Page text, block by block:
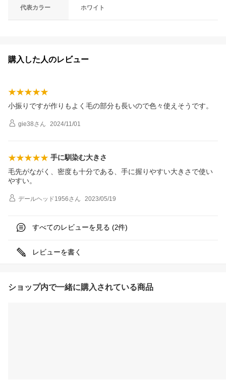
代表カラー ホワイト
購入した人のレビュー
小振りですが作りもよく毛の部分も長いので色々使えそうです。
gie38さん 2024/11/01
手に馴染む大きさ
毛先がながく、密度も十分である、手に握りやすい大きさで使い
やすい。
デールヘッド1956さん 2023/05/19
すべてのレビューを見る (2件)
レビューを書く
ショップ内で一緒に購入されている商品